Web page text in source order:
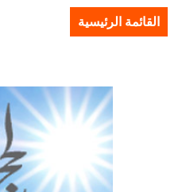
القائمة الرئيسية